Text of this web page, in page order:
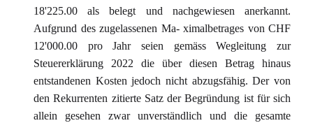
18'225.00 als belegt und nachgewiesen anerkannt.
Aufgrund des zugelassenen Ma- ximalbetrages von CHF
12'000.00 pro Jahr seien gemäss Wegleitung zur
Steuererklärung 2022 die über diesen Betrag hinaus
entstandenen Kosten jedoch nicht abzugsfähig. Der von
den Rekurrenten zitierte Satz der Begründung ist für sich
allein gesehen zwar unverständlich und die gesamte